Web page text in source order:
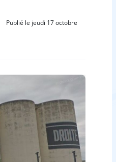
Publié le jeudi 17 octobre